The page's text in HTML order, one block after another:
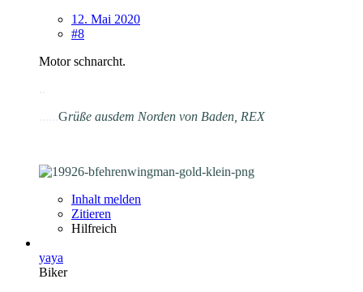
12. Mai 2020
#8
Motor schnarcht.
Grüße ausdem Norden von Baden, REX
Inhalt melden
Zitieren
Hilfreich
yaya
Biker